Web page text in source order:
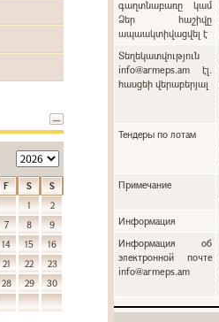
F S
S
1
2
7 8
9
14 15
16
21 22
23
28 29
30
գաղտնաբառը կամ
Ձեր հաշիվը
ապաակտիվացվել է
Տեղեկատվություն
info@armeps.am էլ.
հասցեի վերաբերյալ
Тендеры по лотам
Примечание
Информация
Информация об
электронной почте
info@armeps.am